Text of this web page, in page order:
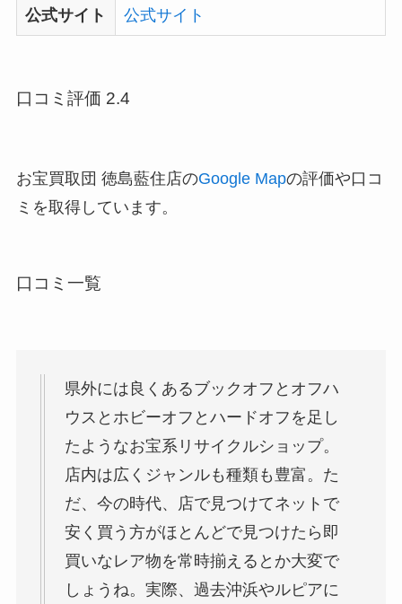
公式サイト 公式サイト
口コミ評価 2.4
お宝買取団 徳島藍住店のGoogle Mapの評価や口コ
ミを取得しています。
口コミ一覧
県外には良くあるブックオフとオフハ
ウスとホビーオフとハードオフを足し
たようなお宝系リサイクルショップ。
店内は広くジャンルも種類も豊富。た
だ、今の時代、店で見つけてネットで
安く買う方がほとんどで見つけたら即
買いなレア物を常時揃えるとか大変で
しょうね。実際、過去沖浜やルピアに